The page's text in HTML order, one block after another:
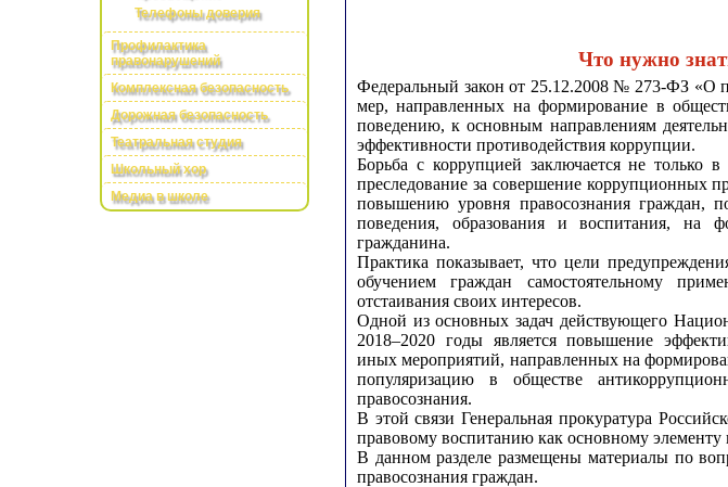
Телефоны доверия
Профилактика
правонарушений
Комплексная безопасность
Дорожная безопасность
Театральная студия
Школьный хор
Медиа в школе
Что нужно
Федеральный закон от 25.12.2008 № 273-ФЗ «О
мер, направленных на формирование в
поведению, к основным направлениям
эффективности противодействия коррупции.
Борьба с коррупцией заключается не
преследование за совершение коррупционных
повышению уровня правосознания граждан,
поведения, образования и воспитания, на
гражданина.
Практика показывает, что цели
обучением граждан самостоятельному
отстаивания своих интересов.
Одной из основных задач действующего
2018–2020 годы является повышение
иных мероприятий, направленных на
популяризацию в обществе
правосознания.
В этой связи Генеральная прокуратура
правовому воспитанию как основному элементу
В данном разделе размещены материалы по
правосознания граждан.